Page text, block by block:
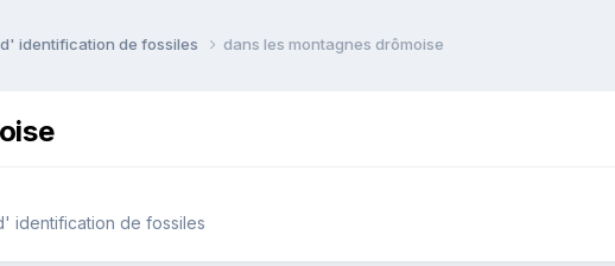
identification de fossiles dans les montagnes drômoise
identification de fossiles